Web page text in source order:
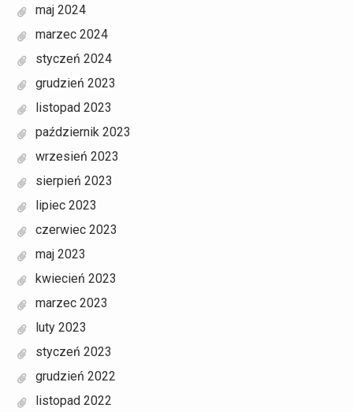
maj 2024
marzec 2024
styczeń 2024
grudzień 2023
listopad 2023
październik 2023
wrzesień 2023
sierpień 2023
lipiec 2023
czerwiec 2023
maj 2023
kwiecień 2023
marzec 2023
luty 2023
styczeń 2023
grudzień 2022
listopad 2022